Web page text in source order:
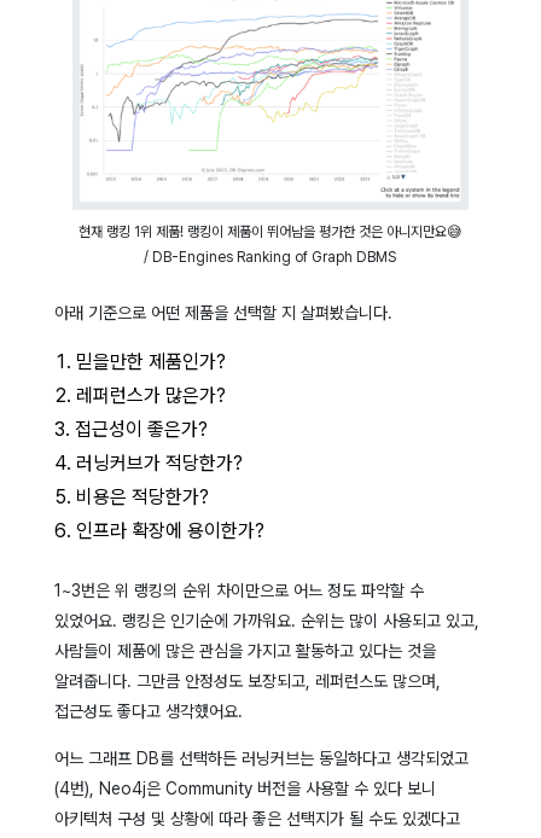
현재 랭킹 1위 제품! 랭킹이 제품이 뛰어남을 평가한 것은 아니지만요😅
/ DB-Engines Ranking of Graph DBMS
아래 기준으로 어떤 제품을 선택할 지 살펴봤습니다.
믿을만한 제품인가?
레퍼런스가 많은가?
접근성이 좋은가?
러닝커브가 적당한가?
비용은 적당한가?
인프라 확장에 용이한가?
1~3번은 위 랭킹의 순위 차이만으로 어느 정도 파악할 수
있었어요. 랭킹은 인기순에 가까워요. 순위는 많이 사용되고 있고,
사람들이 제품에 많은 관심을 가지고 활동하고 있다는 것을
알려줍니다. 그만큼 안정성도 보장되고, 레퍼런스도 많으며,
접근성도 좋다고 생각했어요.
어느 그래프 DB를 선택하든 러닝커브는 동일하다고 생각되었고
(4번), Neo4j은 Community 버전을 사용할 수 있다 보니
아키텍처 구성 및 상황에 따라 좋은 선택지가 될 수도 있겠다고